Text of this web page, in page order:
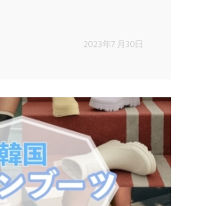
2023年7月30日